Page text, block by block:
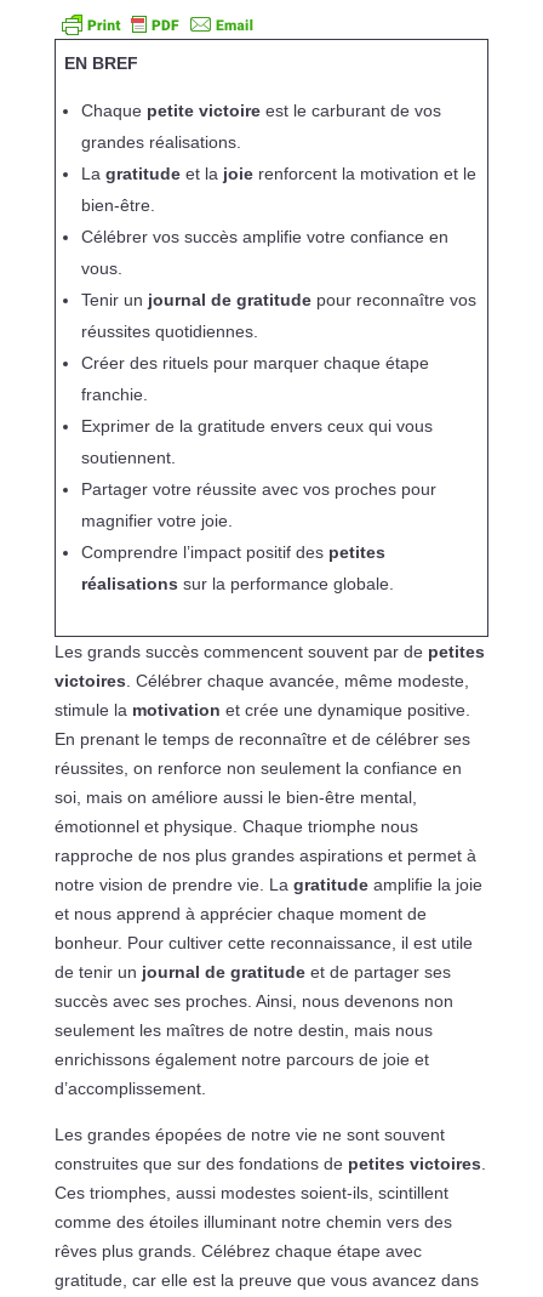
EN BREF
Chaque petite victoireest le carburant de vos
grandes réalisations.
La gratitudeet la joierenforcent la motivation et le
bien-être.
Célébrer vos succès amplifie votre confiance en
vous.
Tenir un journal de gratitudepour reconnaître vos
réussites quotidiennes.
Créer des rituels pour marquer chaque étape
franchie.
Exprimer de la gratitude envers ceux qui vous
soutiennent.
Partager votre réussite avec vos proches pour
magnifier votre joie.
Comprendre l’impact positif des petites
réalisations sur la performance globale.
Les grands succès commencent souvent par de petites
victoires . Célébrer chaque avancée, même modeste,
stimule la motivation et crée une dynamique positive.
En prenant le temps de reconnaître et de célébrer ses
réussites, on renforce non seulement la confiance en
soi, mais on améliore aussi le bien-être mental,
émotionnel et physique. Chaque triomphe nous
rapproche de nos plus grandes aspirations et permet à
notre vision de prendre vie. La gratitudeamplifie la joie
et nous apprend à apprécier chaque moment de
bonheur. Pour cultiver cette reconnaissance, il est utile
de tenir un journal de gratitudeet de partager ses
succès avec ses proches. Ainsi, nous devenons non
seulement les maîtres de notre destin, mais nous
enrichissons également notre parcours de joie et
d’accomplissement.
Les grandes épopées de notre vie ne sont souvent
construites que sur des fondations de petites victoires
Ces triomphes, aussi modestes soient-ils, scintillent
comme des étoiles illuminant notre chemin vers des
rêves plus grands. Célébrez chaque étape avec
gratitude, car elle est la preuve que vous avancez dans